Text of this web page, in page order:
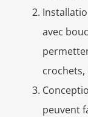
avec
crochets,
peuvent